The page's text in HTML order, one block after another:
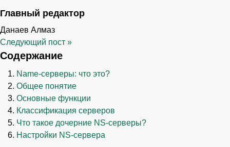
Главный редактор
Данаев Алмаз
Следующий пост »
Содержание
Name-серверы: что это?
Общее понятие
Основные функции
Классификация серверов
Что такое дочерние NS-серверы?
Настройки NS-сервера